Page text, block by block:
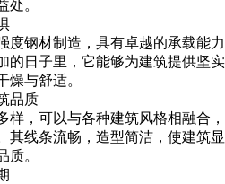
处。
度钢材制造，具有卓越的承载能力
的日子里，它能够为建筑提供坚实
燥与舒适。
品质
，可以与各种建筑风格相融合，
其线条流畅，造型简洁，使建筑显
质。